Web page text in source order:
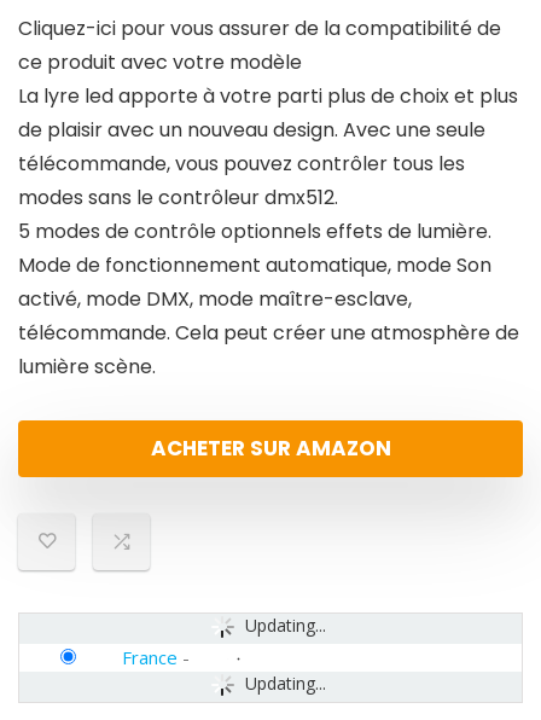
Cliquez-ici pour vous assurer de la compatibilité de
ce produit avec votre modèle
La lyre led apporte à votre parti plus de choix et plus
de plaisir avec un nouveau design. Avec une seule
télécommande, vous pouvez contrôler tous les
modes sans le contrôleur dmx512.
5 modes de contrôle optionnels effets de lumière.
Mode de fonctionnement automatique, mode Son
activé, mode DMX, mode maître-esclave,
télécommande. Cela peut créer une atmosphère de
lumière scène.
ACHETER SUR AMAZON
Updating...
Updating...
France -